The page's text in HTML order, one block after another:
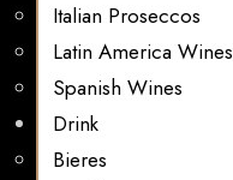
Italian Proseccos
Latin America Wines
Spanish Wines
Drink
Bieres